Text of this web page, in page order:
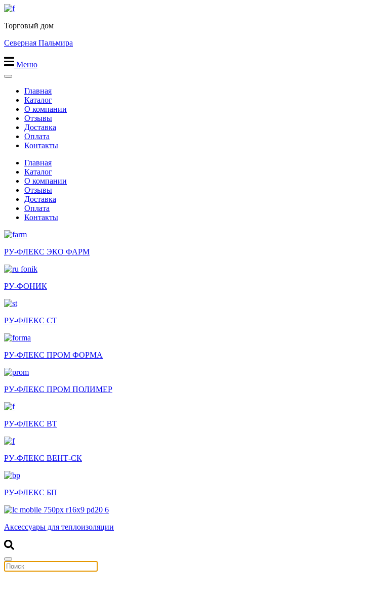
Перейти
содержимому
Торговый дом
Северная Пальмира
Меню
Главная
Каталог
О компании
Отзывы
Доставка
Оплата
Контакты
Главная
Каталог
О компании
Отзывы
Доставка
Оплата
Контакты
РУ-ФЛЕКС ЭКО ФАРМ
РУ-ФОНИК
РУ-ФЛЕКС СТ
РУ-ФЛЕКС ПРОМ ФОРМА
РУ-ФЛЕКС ПРОМ ПОЛИМЕР
РУ-ФЛЕКС ВТ
РУ-ФЛЕКС ВЕНТ-СК
РУ-ФЛЕКС БП
Аксессуары для теплоизоляции